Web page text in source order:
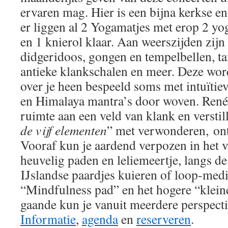
ervaren mag. Hier is een bijna kerkse
er liggen al 2 Yogamatjes met erop 2
en 1 knierol klaar. Aan weerszijden
didgeridoos, gongen en tempelbellen,
antieke klankschalen en meer. Deze
over je heen bespeeld soms met
en Himalaya mantra’s door woven.
ruimte aan een veld van klank en
de vijf elementen” met verwonderen,
Vooraf kun je aardend verpozen in het
heuvelig paden en leliemeertje, langs
IJslandse paardjes kuieren of loop-
“Mindfulness pad” en het hogere
gaande kun je vanuit meerdere
Informatie, agendaenreserveren.